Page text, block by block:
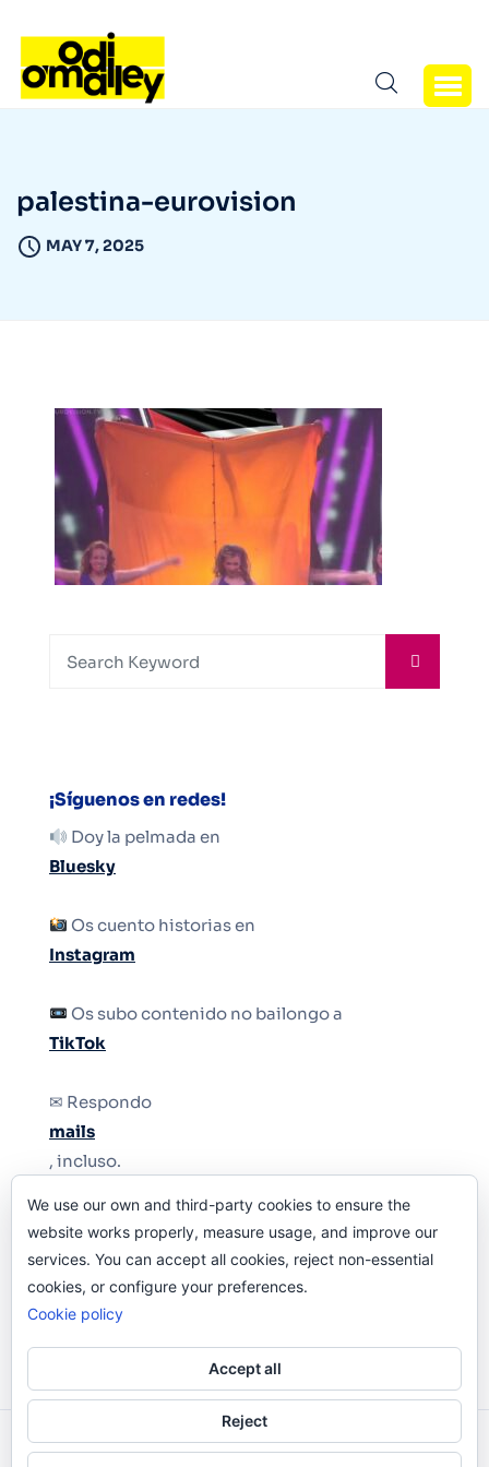
palestina-eurovision
MAY 7, 2025
¡Síguenos en redes!
Doy la pelmada en
Bluesky
Os cuento historias en
Instagram
Os subo contenido no bailongo a
TikTok
✉ Respondo
mails
, incluso.
Y si una persona no puede tener teléfono, que
le quiten el teléfono.
Odi O'Malley © 2016-2025. Todos Los Derechos
We use our own and third-party cookies to ensure the
website works properly, measure usage, and improve our
services. You can accept all cookies, reject non-essential
cookies, or configure your preferences.
Cookie policy
Accept all
Reject